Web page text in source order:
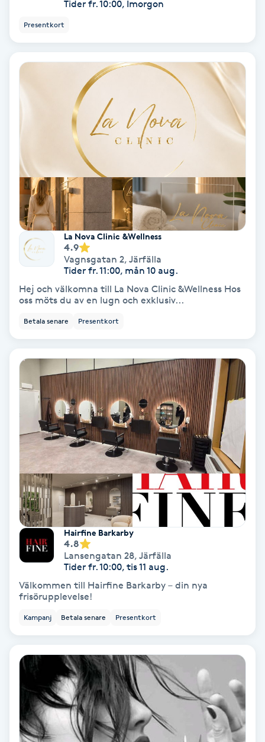
Gravidmassage
Gruppträning
Gua Sha-massage
Headspa
Healing
Herrklippning
HIFU
Hollywood Peel
Hot yoga
Hudföryngring
Huduppstramning
Hudvård
Hyaluronsyra
Hyperhidros
Hypnos
Hårborttagning
Hårförlängning
Hårvård
Tider fr. 10:00, Imorgon
Presentkort
La Nova Clinic &Wellness
4.9
Vagnsgatan 2, Järfälla
Tider fr. 11:00, mån 10 aug.
Hej och välkomna till La Nova Clinic &Wellness Hos
oss möts du av en lugn och exklusiv...
Betala senare Presentkort
Hairfine Barkarby
4.8
Lansengatan 28, Järfälla
Tider fr. 10:00, tis 11 aug.
Välkommen till Hairfine Barkarby – din nya
frisörupplevelse!
Kampanj Betala senare Presentkort